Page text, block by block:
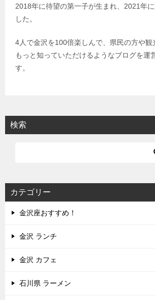
2018年に待望の第一子が生まれ、2021年
した。
4人で金沢を100倍楽しんで、県民の方や観
もっと知っていただけるようなブログを運
す。
検索
カテゴリー
金沢座おすすめ！
金沢 ランチ
金沢 カフェ
石川県 ラーメン